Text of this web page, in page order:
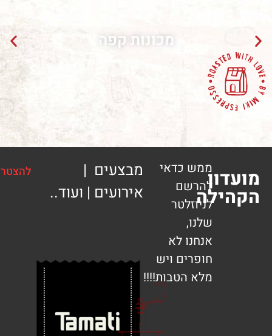
מכונות קפה
ממש כדאי
להרשם
לניוזלטר
אנחנו לא
חופרים ויש
מלא הטבות!!!!
מבצעים |
אירועים | ועוד..
להצטרפות